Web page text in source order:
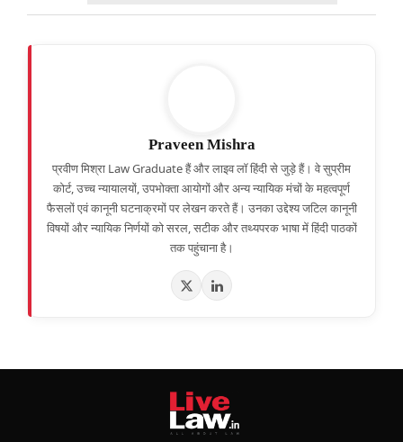
Praveen Mishra
प्रवीण मिश्रा Law Graduate हैं और लाइव लॉ हिंदी से जुड़े हैं। वे सुप्रीम
कोर्ट, उच्च न्यायालयों, उपभोक्ता आयोगों और अन्य न्यायिक मंचों के महत्वपूर्ण
फैसलों एवं कानूनी घटनाक्रमों पर लेखन करते हैं। उनका उद्देश्य जटिल कानूनी
विषयों और न्यायिक निर्णयों को सरल, सटीक और तथ्यपरक भाषा में हिंदी पाठकों
तक पहुंचाना है।